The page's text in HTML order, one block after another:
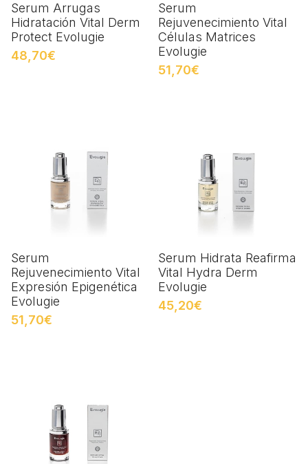
Serum Arrugas
Hidratación Vital Derm
Protect Evolugie
48,70€
Serum
Rejuvenecimiento Vital
Células Matrices
Evolugie
51,70€
Serum
Rejuvenecimiento Vital
Expresión Epigenética
Evolugie
51,70€
Serum Hidrata Reafirma
Vital Hydra Derm
Evolugie
45,20€